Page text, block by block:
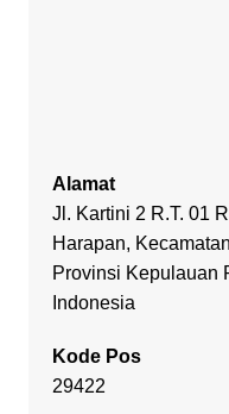
Alamat
Jl. Kartini 2 R.T. 01
Harapan,
Provinsi Kepulauan
Indonesia
Kode Pos
29422